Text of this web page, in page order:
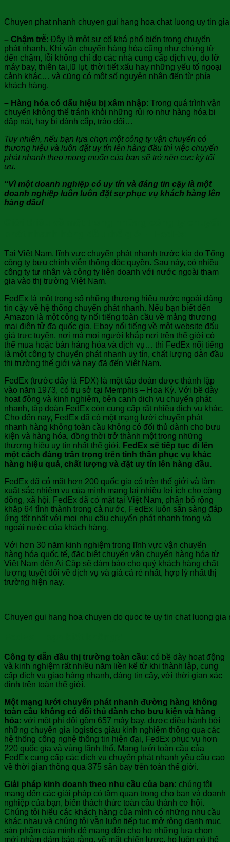
Chuyen phat nhanh chuyen gui hang hoa chat luong uy tin
– Chậm trễ: Đây là một sự cố khá phổ biến trong chuyển
phát nhanh. Khi vận chuyển hàng hóa cũng như chứng từ
đến chậm, lỗi không chỉ do các nhà cung cấp dịch vụ, do lỡ
máy bay, thiên tai,lũ lụt, thời tiết xấu hay những yếu tố ngoại
cảnh khác… và cũng có một số nguyên nhân đến từ phía
khách hàng.
– Hàng hóa có dấu hiệu bị xâm nhập: Trong quá trình vận
chuyển không thể tránh khỏi những rủi ro như hàng hóa bị
dập nát, hay bị đánh cắp, tráo đổi…
Tuy nhiên, nếu bạn lựa chọn một công ty vận chuyển có
thương hiệu và luôn đặt uy tín lên hàng đầu thì việc chuyển
phát nhanh theo mong muốn của bạn sẽ trở nên cực kỳ tối
ưu.
“Vì một doanh nghiệp có uy tín và đáng tin cậy là một
doanh nghiệp luôn luôn đặt sự phục vụ khách hàng lên
hàng đầu!
Tại Việt Nam, lĩnh vực chuyển phát nhanh trước kia do Tổng
công ty bưu chính viễn thông độc quyền. Sau này, có nhiều
công ty tư nhân và công ty liên doanh với nước ngoài tham
gia vào thị trường Việt Nam.
FedEx là một trong số những thương hiệu nước ngoài đáng
tin cậy về hệ thống chuyển phát nhanh. Nếu bạn biết đến
Amazon là một công ty nổi tiếng toàn cầu về mảng thương
mại điện tử đa quốc gia, Ebay nổi tiếng về một website đấu
giá trực tuyến, nơi mà mọi người khắp nơi trên thế giới có
thể mua hoặc bán hàng hóa và dịch vụ… thì FedEx nổi tiếng
là một công ty chuyển phát nhanh uy tín, chất lượng dẫn đầu
thị trường thế giới và nay đã đến Việt Nam.
FedEx (trước đây là FDX) là một tập đoàn được thành lập
vào năm 1973, có trụ sở tại Memphis – Hoa Kỳ. Với bề dày
hoạt động và kinh nghiệm, bên cạnh dịch vụ chuyển phát
nhanh, tập đoàn FedEx còn cung cấp rất nhiều dịch vụ khác.
Cho đến nay, FedEx đã có một mạng lưới chuyển phát
nhanh hàng không toàn cầu không có đối thủ dành cho bưu
kiện và hàng hóa, đồng thời trở thành một trong những
thương hiệu uy tín nhất thế giới. FedEx sẽ tiếp tục đi lên
một cách đáng trân trọng trên tinh thần phục vụ khác
hàng hiệu quả, chất lượng và đặt uy tín lên hàng đầu.
FedEx đã có mặt hơn 200 quốc gia có trên thế giới và làm
xuất sắc nhiệm vụ của mình mang lại nhiều lợi ích cho cộng
đồng, xã hội. FedEx đã có mặt tại Việt Nam, phân bố rộng
khắp 64 tỉnh thành trong cả nước, FedEx luôn sẵn sàng đáp
ứng tốt nhất với mọi nhu cầu chuyển phát nhanh trong và
ngoài nước của khách hàng.
Với hơn 30 năm kinh nghiệm trong lĩnh vực vận chuyển
hàng hóa quốc tế, đặc biệt chuyến vận chuyển hàng hóa từ
Việt Nam đến Ai Cập sẽ đảm bảo cho quý khách hàng chất
lượng tuyệt đối về dịch vụ và giá cả rẻ nhất, hợp lý nhất thị
trường hiện nay.
Chuyen gui hang hoa chuyen do quoc te uy tin chat luong gia
Công ty dẫn đầu thị trường toàn cầu: có bề dày hoạt động
và kinh nghiệm rất nhiều năm liền kể từ khi thành lập, cung
cấp dịch vụ giao hàng nhanh, đáng tin cậy, với thời gian xác
định trên toàn thế giới.
Một mạng lưới chuyển phát nhanh đường hàng không
toàn cầu không có đối thủ dành cho bưu kiện và hàng
hóa: với một phi đội gồm 657 máy bay, được điều hành bởi
những chuyên gia logistics giàu kinh nghiệm thông qua các
hệ thống công nghệ thông tin hiện đại, FedEx phục vụ hơn
220 quốc gia và vùng lãnh thổ. Mạng lưới toàn cầu của
FedEx cung cấp các dịch vụ chuyển phát nhanh yêu cầu cao
về thời gian thông qua 375 sân bay trên toàn thế giới.
Giải pháp kinh doanh theo nhu cầu của bạn: chúng tôi
mang đến các giải pháp có tầm quan trọng cho bạn và doanh
nghiệp của bạn, biến thách thức toàn cầu thành cơ hội.
Chúng tôi hiểu các khách hàng của mình có những nhu cầu
khác nhau và chúng tôi vẫn luôn tiếp tục mở rộng danh mục
sản phẩm của mình để mang đến cho họ những lựa chọn
mới nhằm đảm bảo rằng, về mặt chiến lược, họ luôn có thể